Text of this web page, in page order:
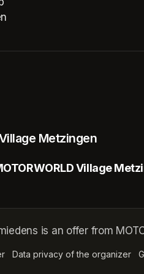
tab)
Metzingen
Village
is an offer from
(opens in a new tab)
Data privacy of the organizer